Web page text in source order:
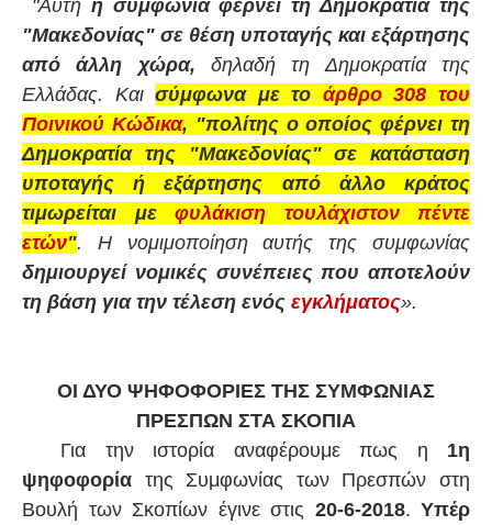
"Αυτή η συμφωνία φέρνει τη Δημοκρατία της
"Μακεδονίας" σε θέση υποταγής και εξάρτησης
από άλλη χώρα, δηλαδή τη Δημοκρατία της
Ελλάδας. Καισύμφωνα με το άρθρο 308 του
Ποινικού Κώδικα, "πολίτης ο οποίος φέρνει τη
Δημοκρατία της "Μακεδονίας" σε κατάσταση
υποταγής ή εξάρτησης από άλλο κράτος
τιμωρείται με φυλάκιση τουλάχιστον πέντε
ετών". Η νομιμοποίηση αυτής της συμφωνίας
δημιουργεί νομικές συνέπειες που αποτελούν
τη βάση για την τέλεση ενός εγκλήματος».
ΟΙ ΔΥΟ ΨΗΦΟΦΟΡΙΕΣ ΤΗΣ ΣΥΜΦΩΝΙΑΣ
ΠΡΕΣΠΩΝ ΣΤΑ ΣΚΟΠΙΑ
Για την ιστορία αναφέρουμε πως η 1η
ψηφοφορία της Συμφωνίας των Πρεσπών στη
Βουλή των Σκοπίων έγινε στις 20-6-2018. Υπέρ